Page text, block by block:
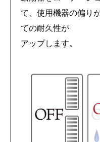
て、使用機器の偏り
ての耐久性が
アップします。